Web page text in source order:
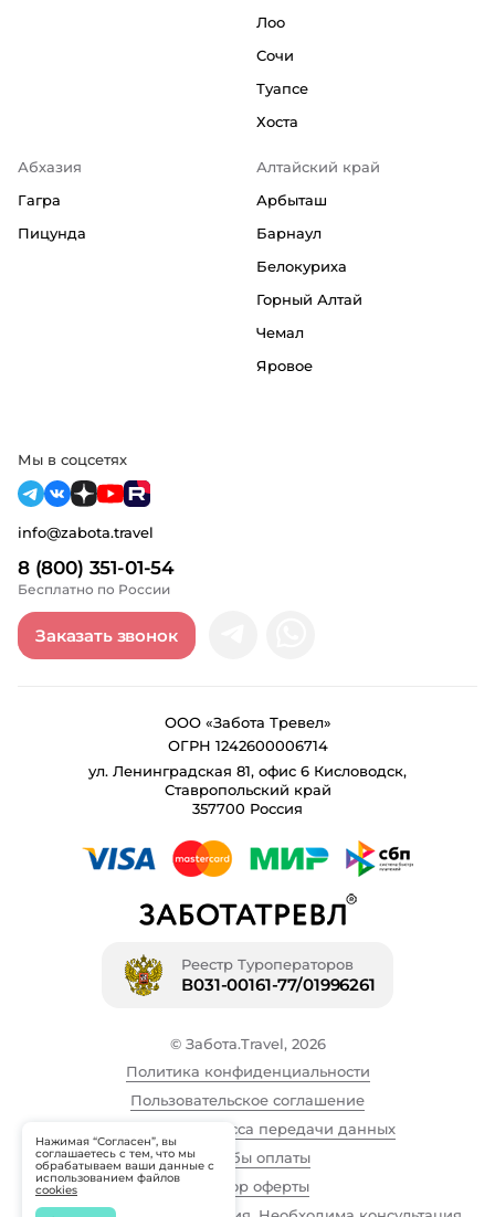
Лоо
Сочи
Туапсе
Хоста
Абхазия
Гагра
Пицунда
Алтайский край
Арбыташ
Барнаул
Белокуриха
Горный Алтай
Чемал
Яровое
8 (800) 351-01-54
Бесплатно по России
info@zabota.travel
Заказать звонок
Мы в соцсетях
ООО «Забота Тревел»
ОГРН 1242600006714
ул. Ленинградская 81, офис 6 Кисловодск,
Ставропольский край
357700 Россия
Реестр Туроператоров
В031-00161-77/01996261
© Забота.Travel, 2026
Политика конфиденциальности
Пользовательское соглашение
Описание процесса передачи данных
Способы оплаты
Договор оферты
Нажимая “Согласен”, вы
соглашаетесь с тем, что мы
обрабатываем ваши данные с
использованием файлов
cookies